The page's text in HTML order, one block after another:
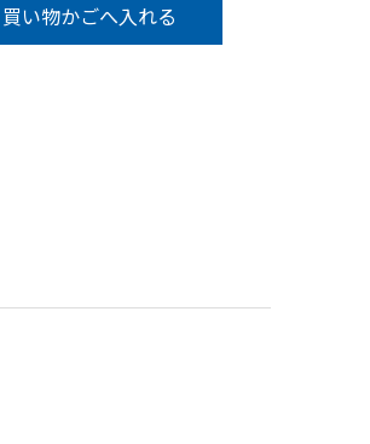
買い物かごへ入れる